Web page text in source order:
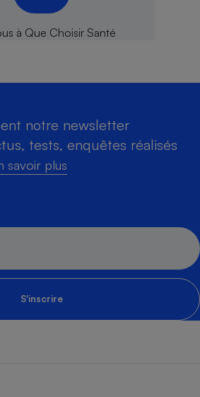
notre newsletter
tests, enquêtes réalisés
savoir plus
S'inscrire